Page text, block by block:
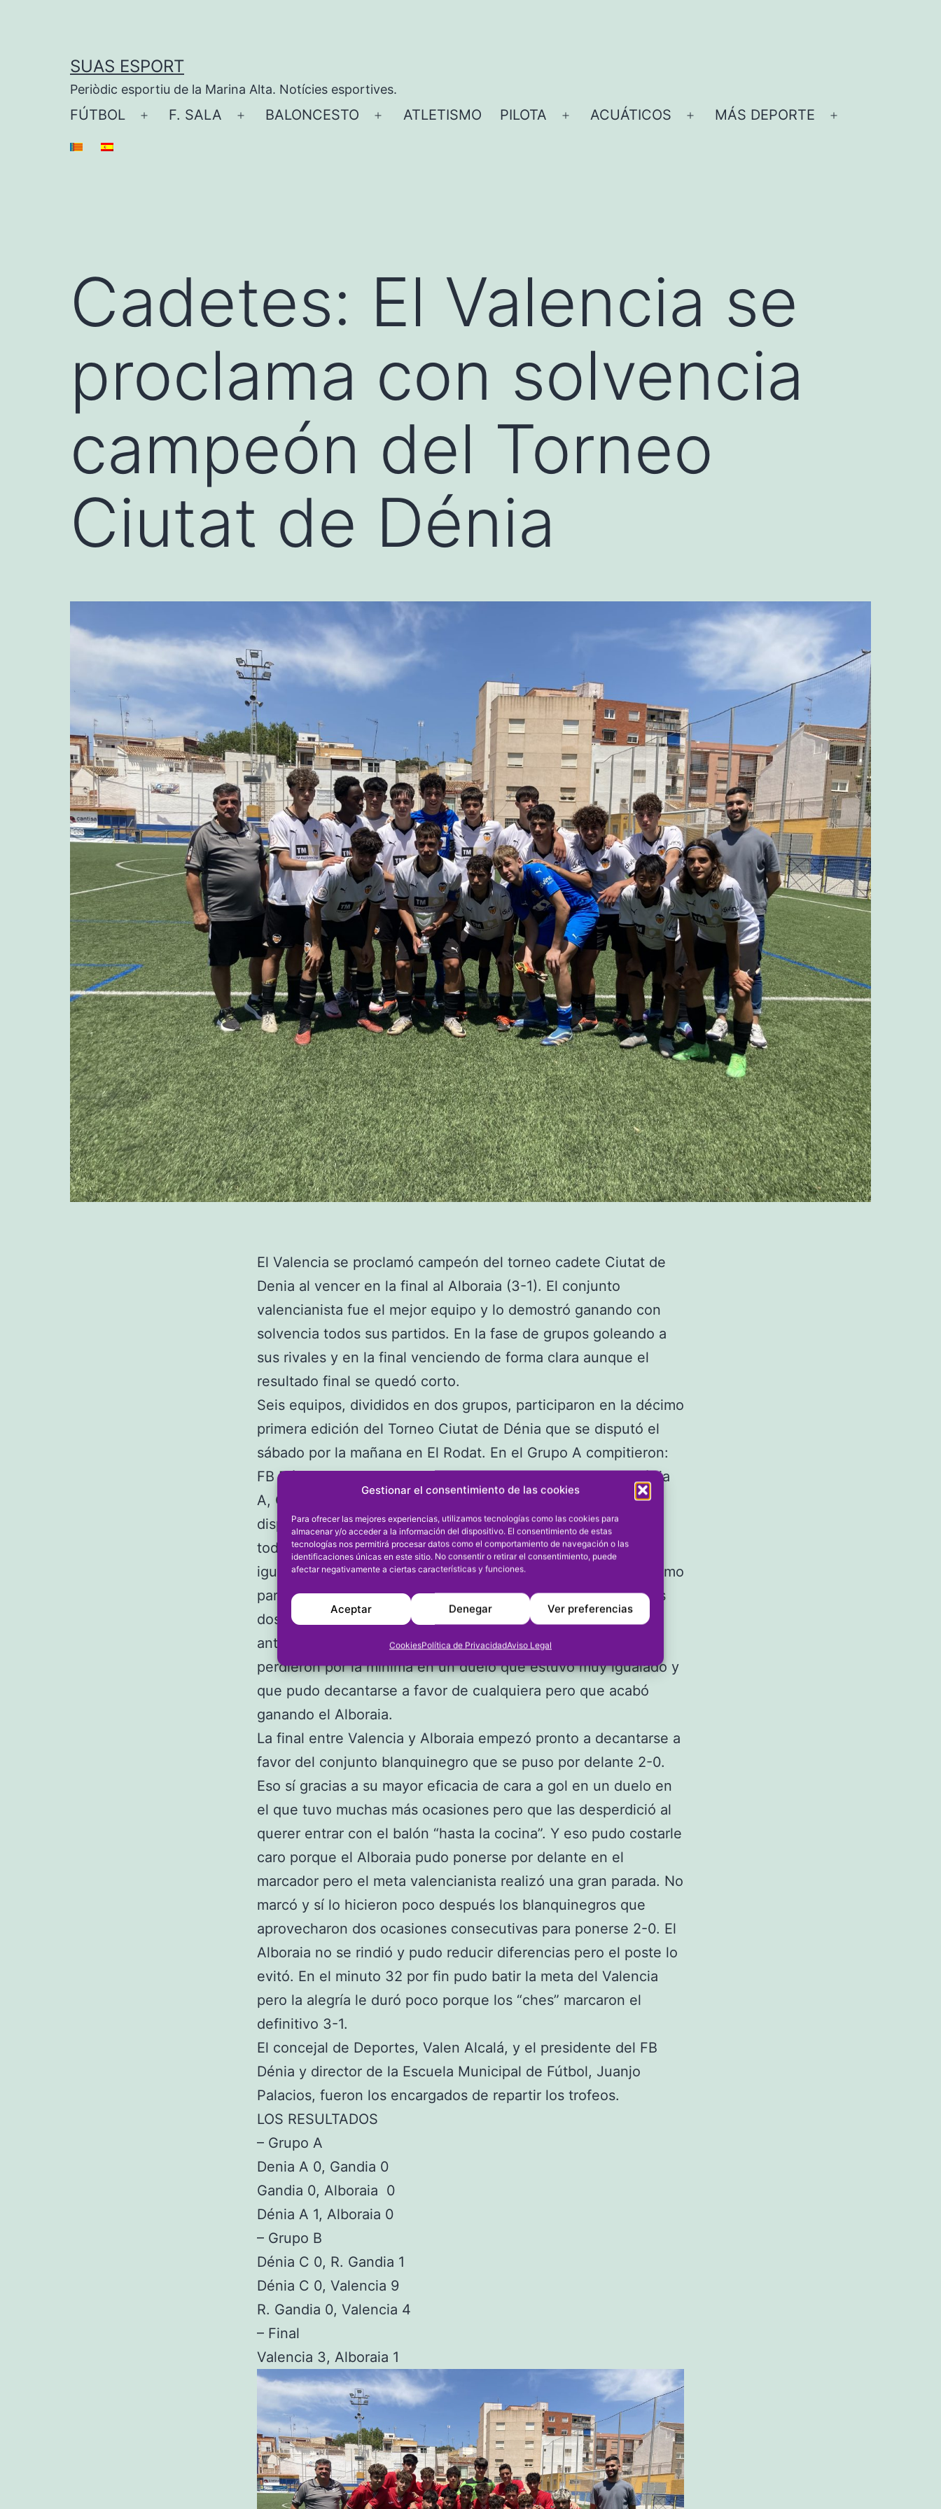
Gestionar el consentimiento de las cookies
Para ofrecer las mejores experiencias, utilizamos tecnologías como las cookies para
almacenar y/o acceder a la información del dispositivo. El consentimiento de estas
tecnologías nos permitirá procesar datos como el comportamiento de navegación o las
identificaciones únicas en este sitio. No consentir o retirar el consentimiento, puede
afectar negativamente a ciertas características y funciones.
Aceptar Denegar Ver preferencias
CookiesPolítica de PrivacidadAviso Legal
SUAS ESPORT
Periòdic esportiu de la Marina Alta. Notícies esportives.
FÚTBOL
Abrir
F. SALA
Abrir
BALONCESTO
Abrir
ATLETISMO PILOTA
Abrir
ACUÁTICOS
Abrir
MÁS DEPORTE
Cadetes: El Valencia se
proclama con solvencia
campeón del Torneo
Ciutat de Dénia
El Valencia se proclamó campeón del torneo cadete Ciutat de
Denia al vencer en la final al Alboraia (3-1). El conjunto
valencianista fue el mejor equipo y lo demostró ganando con
solvencia todos sus partidos. En la fase de grupos goleando a
sus rivales y en la final venciendo de forma clara aunque el
resultado final se quedó corto.
Seis equipos, divididos en dos grupos, participaron en la décimo
primera edición del Torneo Ciutat de Dénia que se disputó el
sábado por la mañana en El Rodat. En el Grupo A compitieron:
FB Dénia C, Real Gandia y Valencia; y en el Grupo B: FB Dénia
A, CF Gandia y Alboraia. El primer clasificado de cada grupo
disputó la final. En el Grupo A, el Valencia ganó por goleada
todos sus partidos, al Dénia C (0-9) y al R. Gandia (0-4). Más
igualado estuvo el Grupo B en el que hubo que esperar al último
partido entre Dénia A y Alboraia para saber qué equipo de los
dos pasaba a la final, al haber concluido los dos partidos
anteriores con empate a cero. En ese encuentro los groguets
perdieron por la mínima en un duelo que estuvo muy igualado y
que pudo decantarse a favor de cualquiera pero que acabó
ganando el Alboraia.
La final entre Valencia y Alboraia empezó pronto a decantarse a
favor del conjunto blanquinegro que se puso por delante 2-0.
Eso sí gracias a su mayor eficacia de cara a gol en un duelo en
el que tuvo muchas más ocasiones pero que las desperdició al
querer entrar con el balón “hasta la cocina”. Y eso pudo costarle
caro porque el Alboraia pudo ponerse por delante en el
marcador pero el meta valencianista realizó una gran parada. No
marcó y sí lo hicieron poco después los blanquinegros que
aprovecharon dos ocasiones consecutivas para ponerse 2-0. El
Alboraia no se rindió y pudo reducir diferencias pero el poste lo
evitó. En el minuto 32 por fin pudo batir la meta del Valencia
pero la alegría le duró poco porque los “ches” marcaron el
definitivo 3-1.
El concejal de Deportes, Valen Alcalá, y el presidente del FB
Dénia y director de la Escuela Municipal de Fútbol, Juanjo
Palacios, fueron los encargados de repartir los trofeos.
LOS RESULTADOS
– Grupo A
Denia A 0, Gandia 0
Gandia 0, Alboraia 0
Dénia A 1, Alboraia 0
– Grupo B
Dénia C 0, R. Gandia 1
Dénia C 0, Valencia 9
R. Gandia 0, Valencia 4
– Final
Valencia 3, Alboraia 1